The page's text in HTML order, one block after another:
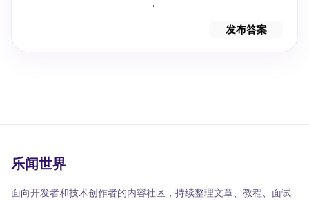
发布答案
乐闻世界
面向开发者和技术创作者的内容社区，持续整理文章、教程、面试